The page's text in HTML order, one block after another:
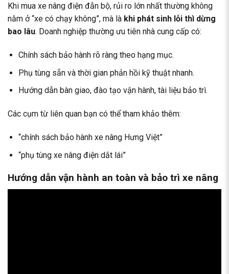
Khi mua xe nâng điện đẫn bộ, rủi ro lớn nhất thường không
nằm ở “xe có chạy không”, mà là khi phát sinh lỗi thì dừng
bao lâu. Doanh nghiệp thường ưu tiên nhà cung cấp có:
Chính sách bảo hành rõ ràng theo hạng mục.
Phụ tùng sẵn và thời gian phản hồi kỹ thuật nhanh.
Hướng dẫn bàn giao, đào tạo vận hành, tài liệu bảo trì.
Các cụm từ liên quan bạn có thể tham khảo thêm:
“chính sách bảo hành xe nâng Hưng Việt”
“phụ tùng xe nâng điện dắt lái”
Hướng dẫn vận hành an toàn và bảo trì xe nâng